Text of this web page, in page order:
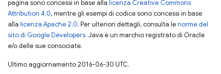
pagina sono concessi in base alla licenza Creative Commons
Attribution 4.0, mentre gli esempi di codice sono concessi in base
alla licenza Apache 2.0. Per ulteriori dettagli, consulta lenorme del
sito di Google Developers. Java è un marchio registrato di Oracle
e/o delle sue consociate.
Ultimo aggiornamento 2016-06-30 UTC.